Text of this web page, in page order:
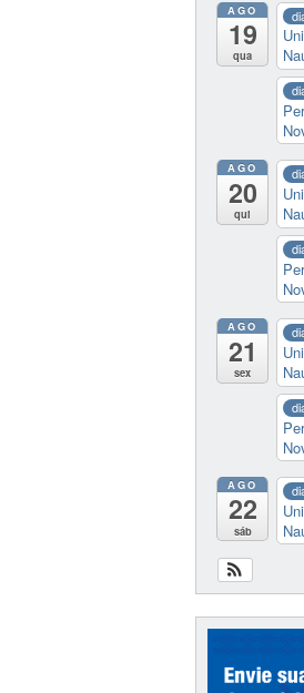
AGO
19
qua
AGO
20
qui
AGO
21
sex
AGO
22
sáb